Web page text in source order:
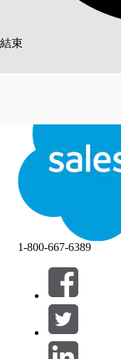
結束
結束
篩選條件： (0)
選取篩選
產品區域
1-800-667-6389